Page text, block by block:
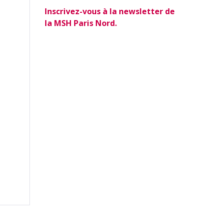
Inscrivez-vous à la newsletter de
la MSH Paris Nord.